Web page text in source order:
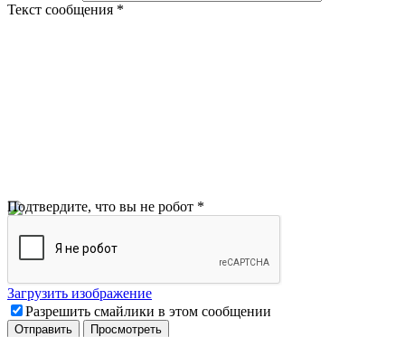
Текст сообщения *
Подтвердите, что вы не робот *
Загрузить изображение
Разрешить смайлики в этом сообщении